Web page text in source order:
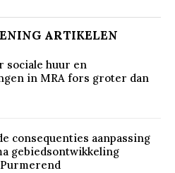
ARTIKELEN
sociale huur en
in MRA fors groter dan
consequenties aanpassing
gebiedsontwikkeling